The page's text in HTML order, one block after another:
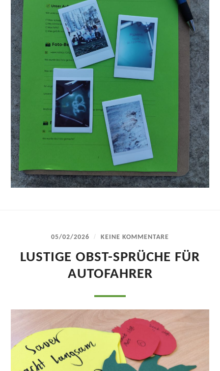
05/02/2026 / KEINE KOMMENTARE
LUSTIGE OBST-SPRÜCHE FÜR
AUTOFAHRER